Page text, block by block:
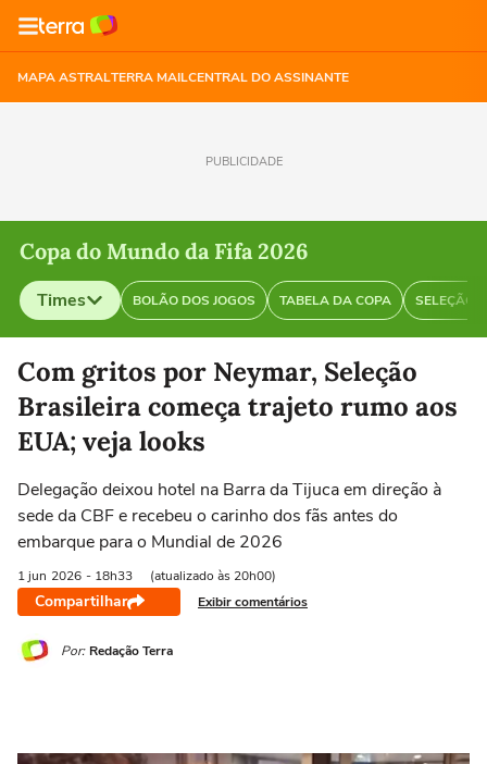
MAPA ASTRALTERRA MAILCENTRAL DO ASSINANTE
PUBLICIDADE
Copa do Mundo da Fifa 2026
Times BOLÃO DOS JOGOS TABELA DA COPA SELEÇÃO
Selecione o time para ver as notícias
Com gritos por Neymar, Seleção
Brasileira começa trajeto rumo aos
EUA; veja looks
Delegação deixou hotel na Barra da Tijuca em direção à
sede da CBF e recebeu o carinho dos fãs antes do
embarque para o Mundial de 2026
1 jun 2026 - 18h33 (atualizado às 20h00)
Compartilhar Exibir comentários
Por: Redação Terra